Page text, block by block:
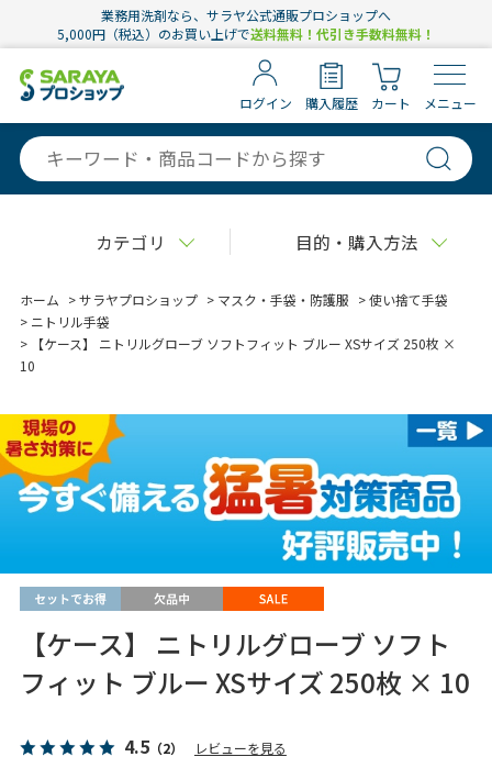
業務用洗剤なら、サラヤ公式通販プロショップへ
5,000円（税込）のお買い上げで送料無料！代引き手数料無料！
ログイン 購入履歴 カート メニュー
カテゴリ 目的・購入方法
ホーム >サラヤプロショップ > マスク・手袋・防護服 >使い捨て手袋
> ニトリル手袋
>
【ケース】 ニトリルグローブ ソフトフィット ブルー XSサイズ 250枚 ×
10
【ケース】 ニトリルグローブ ソフト
フィット ブルー XSサイズ 250枚 × 10
4.5（2） レビューを見る